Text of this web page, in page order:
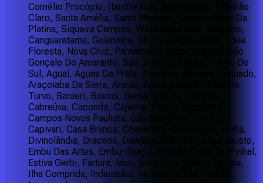
Cornélio Procópio, Itambaracá, Jacarezinho, Ribeirão
Claro, Santa Amélia, Santa Mariana, Santo Antônio Da
Platina, Siqueira Campos, Wenceslau Braz, Brejinho,
Canguaretama, Goianinha, Monte Alegre, Natal, Nísia
Floresta, Nova Cruz, Parnamirim, Santo Antônio, São
Gonçalo Do Amarante, São José De Mipibu, Tibau Do
Sul, Aguaí, Águas Da Prata, Alambari, Álvares Machado,
Araçoiaba Da Serra, Araras, Assis, Atibaia, Barra Do
Turvo, Barueri, Bastos, Bernardino De Campos,
Cabreúva, Caconde, Cajamar, Cajati, Campinas,
Campos Novos Paulista, Cândido Mota, Canitar,
Capivari, Casa Branca, Chavantes, Clementina, Cotia,
Divinolândia, Dracena, Duartina, Eldorado, Elias Fausto,
Embu Das Artes, Embu-Guaçu, Espírito Santo Do Pinhal,
Estiva Gerbi, Fartura, Iacri, Ibirarema, Ibiúna, Iguape,
Ilha Comprida, Indaiatuba, Indiana, Inúbia Paulista,